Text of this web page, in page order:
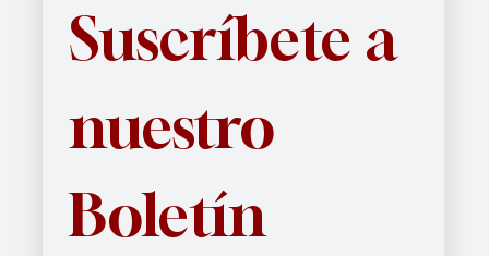
Suscríbete a
nuestro
Boletín